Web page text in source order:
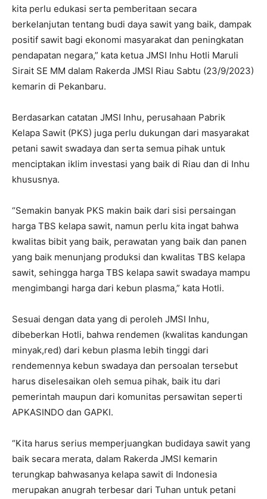
kita perlu edukasi serta pemberitaan secara
berkelanjutan tentang budi daya sawit yang baik, dampak
positif sawit bagi ekonomi masyarakat dan peningkatan
pendapatan negara,” kata ketua JMSI Inhu Hotli Maruli
Sirait SE MM dalam Rakerda JMSI Riau Sabtu (23/9/2023)
kemarin di Pekanbaru.
Berdasarkan catatan JMSI Inhu, perusahaan Pabrik
Kelapa Sawit (PKS) juga perlu dukungan dari masyarakat
petani sawit swadaya dan serta semua pihak untuk
menciptakan iklim investasi yang baik di Riau dan di Inhu
khususnya.
“Semakin banyak PKS makin baik dari sisi persaingan
harga TBS kelapa sawit, namun perlu kita ingat bahwa
kwalitas bibit yang baik, perawatan yang baik dan panen
yang baik menunjang produksi dan kwalitas TBS kelapa
sawit, sehingga harga TBS kelapa sawit swadaya mampu
mengimbangi harga dari kebun plasma,” kata Hotli.
Sesuai dengan data yang di peroleh JMSI Inhu,
dibeberkan Hotli, bahwa rendemen (kwalitas kandungan
minyak,red) dari kebun plasma lebih tinggi dari
rendemennya kebun swadaya dan persoalan tersebut
harus diselesaikan oleh semua pihak, baik itu dari
pemerintah maupun dari komunitas persawitan seperti
APKASINDO dan GAPKI.
“Kita harus serius memperjuangkan budidaya sawit yang
baik secara merata, dalam Rakerda JMSI kemarin
terungkap bahwasanya kelapa sawit di Indonesia
merupakan anugrah terbesar dari Tuhan untuk petani